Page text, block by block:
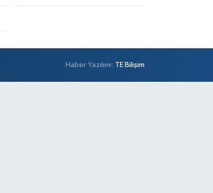
Haber Yazılımı: TE Bilişim